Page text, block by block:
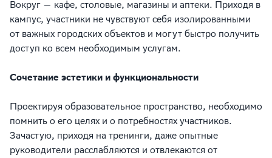
Вокруг — кафе, столовые, магазины и аптеки. Приходя в
кампус, участники не чувствуют себя изолированными
от важных городских объектов и могут быстро получить
доступ ко всем необходимым услугам.
Сочетание эстетики и функциональности
Проектируя образовательное пространство, необходимо
помнить о его целях и о потребностях участников.
Зачастую, приходя на тренинги, даже опытные
руководители расслабляются и отвлекаются от